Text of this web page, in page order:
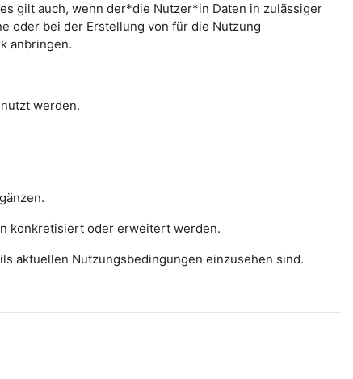
gilt auch, wenn der*die Nutzer*in Daten in zulässiger
oder bei der Erstellung von für die Nutzung
anbringen.
werden.
konkretisiert oder erweitert werden.
aktuellen Nutzungsbedingungen einzusehen sind.